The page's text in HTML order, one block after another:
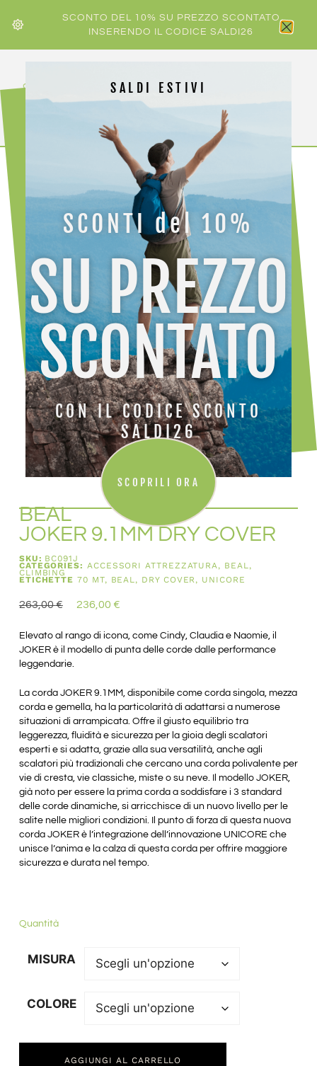
SCONTO DEL 10% SU PREZZO SCONTATO
INSERENDO IL CODICE SALDI26
HOME /ACCESSORI ATTREZZATURA/CLIMBING
JOKER 9.1MM DRY COVER
BEAL
JOKER 9.1MM DRY COVER
SKU: BC091J
CATEGORIES: ACCESSORI ATTREZZATURA, BEAL,
CLIMBING
ETICHETTE 70 MT, BEAL, DRY COVER, UNICORE
263,00€ 236,00 €
Elevato al rango di icona, come Cindy, Claudia e Naomie, il
JOKER è il modello di punta delle corde dalle performance
leggendarie.
La corda JOKER 9.1MM, disponibile come corda singola, mezza
corda e gemella, ha la particolarità di adattarsi a numerose
situazioni di arrampicata. Offre il giusto equilibrio tra
leggerezza, fluidità e sicurezza per la gioia degli scalatori
esperti e si adatta, grazie alla sua versatilità, anche agli
scalatori più tradizionali che cercano una corda polivalente per
vie di cresta, vie classiche, miste o su neve. Il modello JOKER,
già noto per essere la prima corda a soddisfare i 3 standard
delle corde dinamiche, si arricchisce di un nuovo livello per le
salite nelle migliori condizioni. Il punto di forza di questa nuova
corda JOKER è l’integrazione dell’innovazione UNICORE che
unisce l’anima e la calza di questa corda per offrire maggiore
sicurezza e durata nel tempo.
Quantità
MISURA
COLORE
AGGIUNGI AL CARRELLO
SALDI ESTIVI
SCONTI del 10%
SU PREZZO
SCONTATO
CON IL CODICE SCONTO
SALDI26
SCOPRILI ORA